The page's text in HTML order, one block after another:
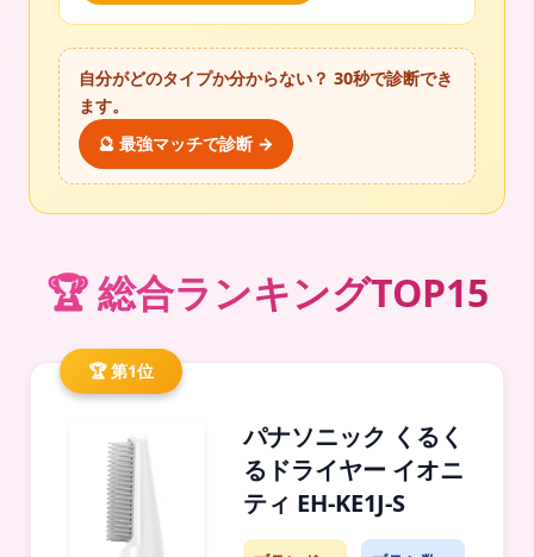
自分がどのタイプか分からない？ 30秒で診断でき
ます。
🔮 最強マッチで診断 →
🏆 総合ランキングTOP15
🏆 第1位
パナソニック くるく
るドライヤー イオニ
ティ EH-KE1J-S